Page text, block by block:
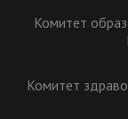
Комитет
Комитет